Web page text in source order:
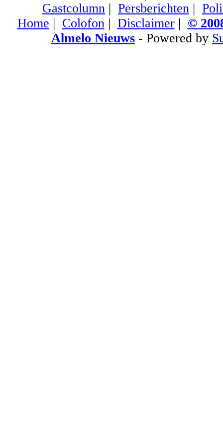
Gastcolumn | Persberichten |
Home | Colofon| Disclaimer| ©
Almelo Nieuws - Powered by